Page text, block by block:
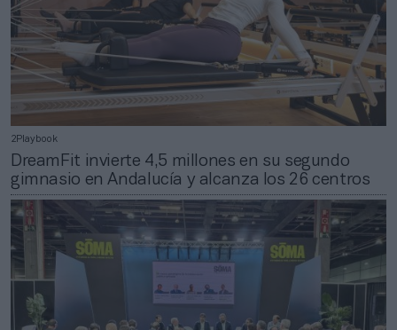
2Playbook
DreamFit invierte 4,5 millones en su segundo
gimnasio en Andalucía y alcanza los 26 centros